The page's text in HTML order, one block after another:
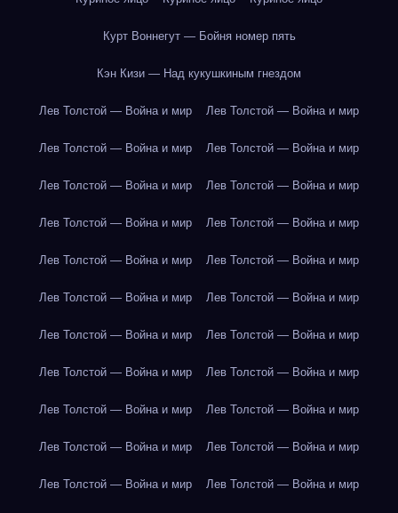
Курт Воннегут — Бойня номер пять
Кэн Кизи — Над кукушкиным гнездом
Лев Толстой — Война и мир Лев Толстой — Война и мир
Лев Толстой — Война и мир Лев Толстой — Война и мир
Лев Толстой — Война и мир Лев Толстой — Война и мир
Лев Толстой — Война и мир Лев Толстой — Война и мир
Лев Толстой — Война и мир Лев Толстой — Война и мир
Лев Толстой — Война и мир Лев Толстой — Война и мир
Лев Толстой — Война и мир Лев Толстой — Война и мир
Лев Толстой — Война и мир Лев Толстой — Война и мир
Лев Толстой — Война и мир Лев Толстой — Война и мир
Лев Толстой — Война и мир Лев Толстой — Война и мир
Лев Толстой — Война и мир Лев Толстой — Война и мир